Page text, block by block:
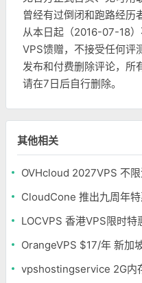
曾经有过倒闭和跑路经历
从本日起（2016-07-18
VPS馈赠，不接受任何评
发布和付费删除评论，所
请在7日后自行删除。
其他相关
OVHcloud 2027VPS 不
CloudCone 推出九周年
OrangeVPS $17/年 新加
vpshostingservice 2G内